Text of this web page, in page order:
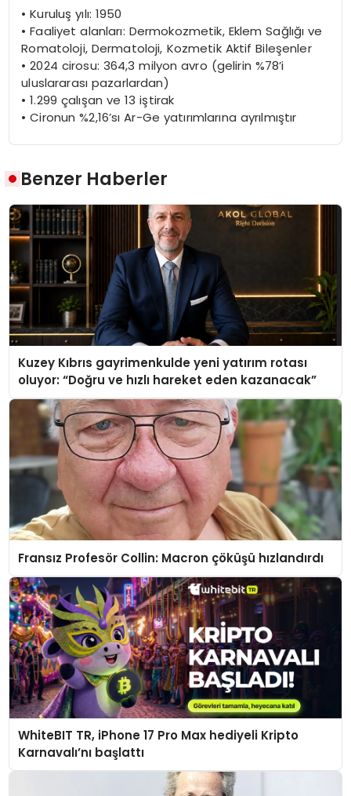
•Kuruluş yılı: 1950
•Faaliyet alanları: Dermokozmetik, Eklem Sağlığı ve
Romatoloji, Dermatoloji, Kozmetik Aktif Bileşenler
•2024 cirosu: 364,3milyon avro (gelirin %78’i
uluslararası pazarlardan)
•1.299 çalışan ve 13iştirak
•Cironun %2,16’sı Ar-Ge yatırımlarına ayrılmıştır
Benzer Haberler
Kuzey Kıbrıs gayrimenkulde yeni yatırım rotası
oluyor: “Doğru ve hızlı hareket eden kazanacak”
Fransız Profesör Collin: Macron çöküşü hızlandırdı
WhiteBIT TR, iPhone 17 Pro Max hediyeli Kripto
Karnavalı’nı başlattı